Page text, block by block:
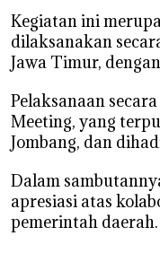
n
‎Kegiatan ini
dilaksanakan
Jawa Timur,
‎Pelaksanaan
Meeting, yang
Jombang, dan
‎Dalam
apresiasi atas
pemerintah daerah.